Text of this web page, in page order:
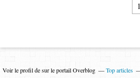
1
Voir le profil desur le portail Overblog Top articles